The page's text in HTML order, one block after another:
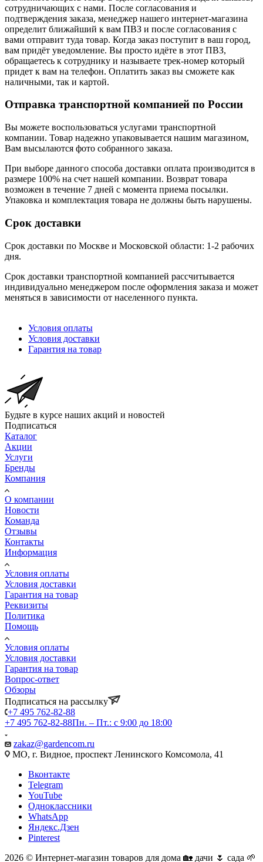
сотрудничающих с нами. После согласования и
подтверждения заказа, менеджер нашего интернет-магазина
определит ближайший к вам ПВЗ и после согласования с
вами отправит туда товар. Когда заказ поступит в ваш город,
вам придёт уведомление. Вы просто идёте в этот ПВЗ,
обращаетесь к сотруднику и называете трек-номер который
придет к вам на телефон. Оплатить заказ вы сможете как
наличными, так и картой.
Отправка транспортной компанией по России
Вы можете воспользоваться услугами транспортной
компании. Товар надежно упаковывается нашим магазином,
Вам высылаются фото собранного заказа.
При выборе данного способа доставки оплата производится в
размере 100% на счет нашей компании. Возврат товара
возможен в течение 7 дней с момента приема посылки.
Упаковка и комплектация товара не должны быть нарушены.
Срок доставки
Срок доставки по Москве и Московской области: 1-2 рабочих
дня.
Срок доставки транспортной компанией рассчитывается
индивидуально менеджером после оформления заказа и может
меняться в зависимости от населенного пункта.
Условия оплаты
Условия доставки
Гарантия на товар
Будьте в курсе наших акций и новостей
Подписаться
Каталог
Акции
Услуги
Бренды
Компания
О компании
Новости
Команда
Отзывы
Контакты
Информация
Условия оплаты
Условия доставки
Гарантия на товар
Реквизиты
Политика
Помощь
Условия оплаты
Условия доставки
Гарантия на товар
Вопрос-ответ
Обзоры
Подписаться на рассылку
+7 495 762-82-88
+7 495 762-82-88Пн. – Пт.: с 9:00 до 18:00
zakaz@gardencom.ru
МО, г. Видное, проспект Ленинского Комсомола, 41
Вконтакте
Telegram
YouTube
Одноклассники
WhatsApp
Яндекс.Дзен
Pinterest
2026 © Интернет-магазин товаров для дома 🏡 дачи 🌷 сада 🌱